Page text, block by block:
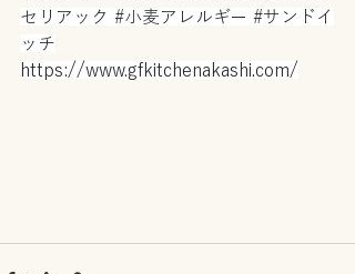
セリアック #小麦アレルギー #サンドイ
ッチ
https://www.gfkitchenakashi.com/